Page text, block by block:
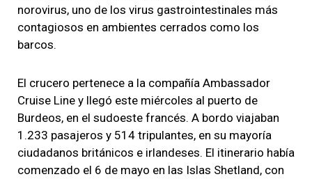
norovirus, uno de los virus gastrointestinales más
contagiosos en ambientes cerrados como los
barcos.
El crucero pertenece a la compañía Ambassador
Cruise Line y llegó este miércoles al puerto de
Burdeos, en el sudoeste francés. A bordo viajaban
1.233 pasajeros y 514 tripulantes, en su mayoría
ciudadanos británicos e irlandeses. El itinerario había
comenzado el 6 de mayo en las Islas Shetland, con